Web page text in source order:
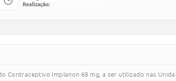
Realização:
Implanon 68 mg, a ser utilizado nas